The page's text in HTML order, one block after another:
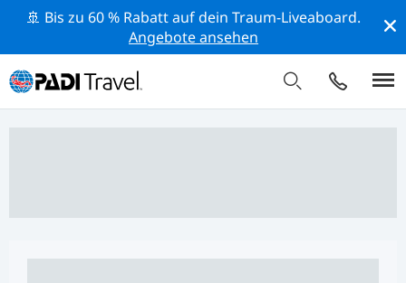
🚢 Bis zu 60 % Rabatt auf dein Traum-Liveaboard.
Angebote ansehen